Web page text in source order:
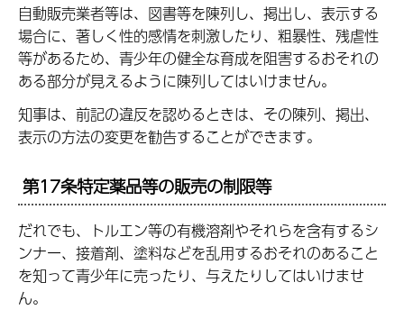
自動販売業者等は、図書等を陳列し、掲出し、表示する
場合に、著しく性的感情を刺激したり、粗暴性、残虐性
等があるため、青少年の健全な育成を阻害するおそれの
ある部分が見えるように陳列してはいけません。
知事は、前記の違反を認めるときは、その陳列、掲出、
表示の方法の変更を勧告することができます。
第17条特定薬品等の販売の制限等
だれでも、トルエン等の有機溶剤やそれらを含有するシ
ンナー、接着剤、塗料などを乱用するおそれのあること
を知って青少年に売ったり、与えたりしてはいけませ
ん。